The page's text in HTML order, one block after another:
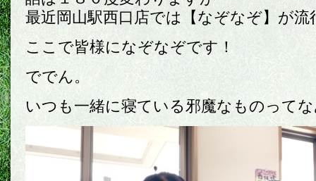
最近岡山駅西口店では【なぞなぞ】が
ここで皆様になぞなぞです！
ででん。
いつも一緒に寝ている邪魔なものって